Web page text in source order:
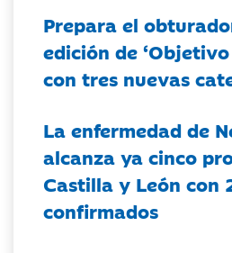
Prepara el
edición de
con tres nuevas
La enfermedad de
alcanza ya cinco
Castilla y León con
confirmados